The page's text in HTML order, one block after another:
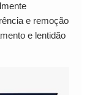
e remoção
e lentidão